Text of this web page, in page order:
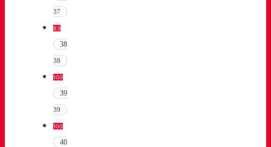
37
83
38
38
100
39
39
100
40